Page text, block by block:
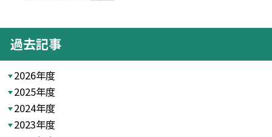
過去記事
2026年度
2025年度
2024年度
2023年度